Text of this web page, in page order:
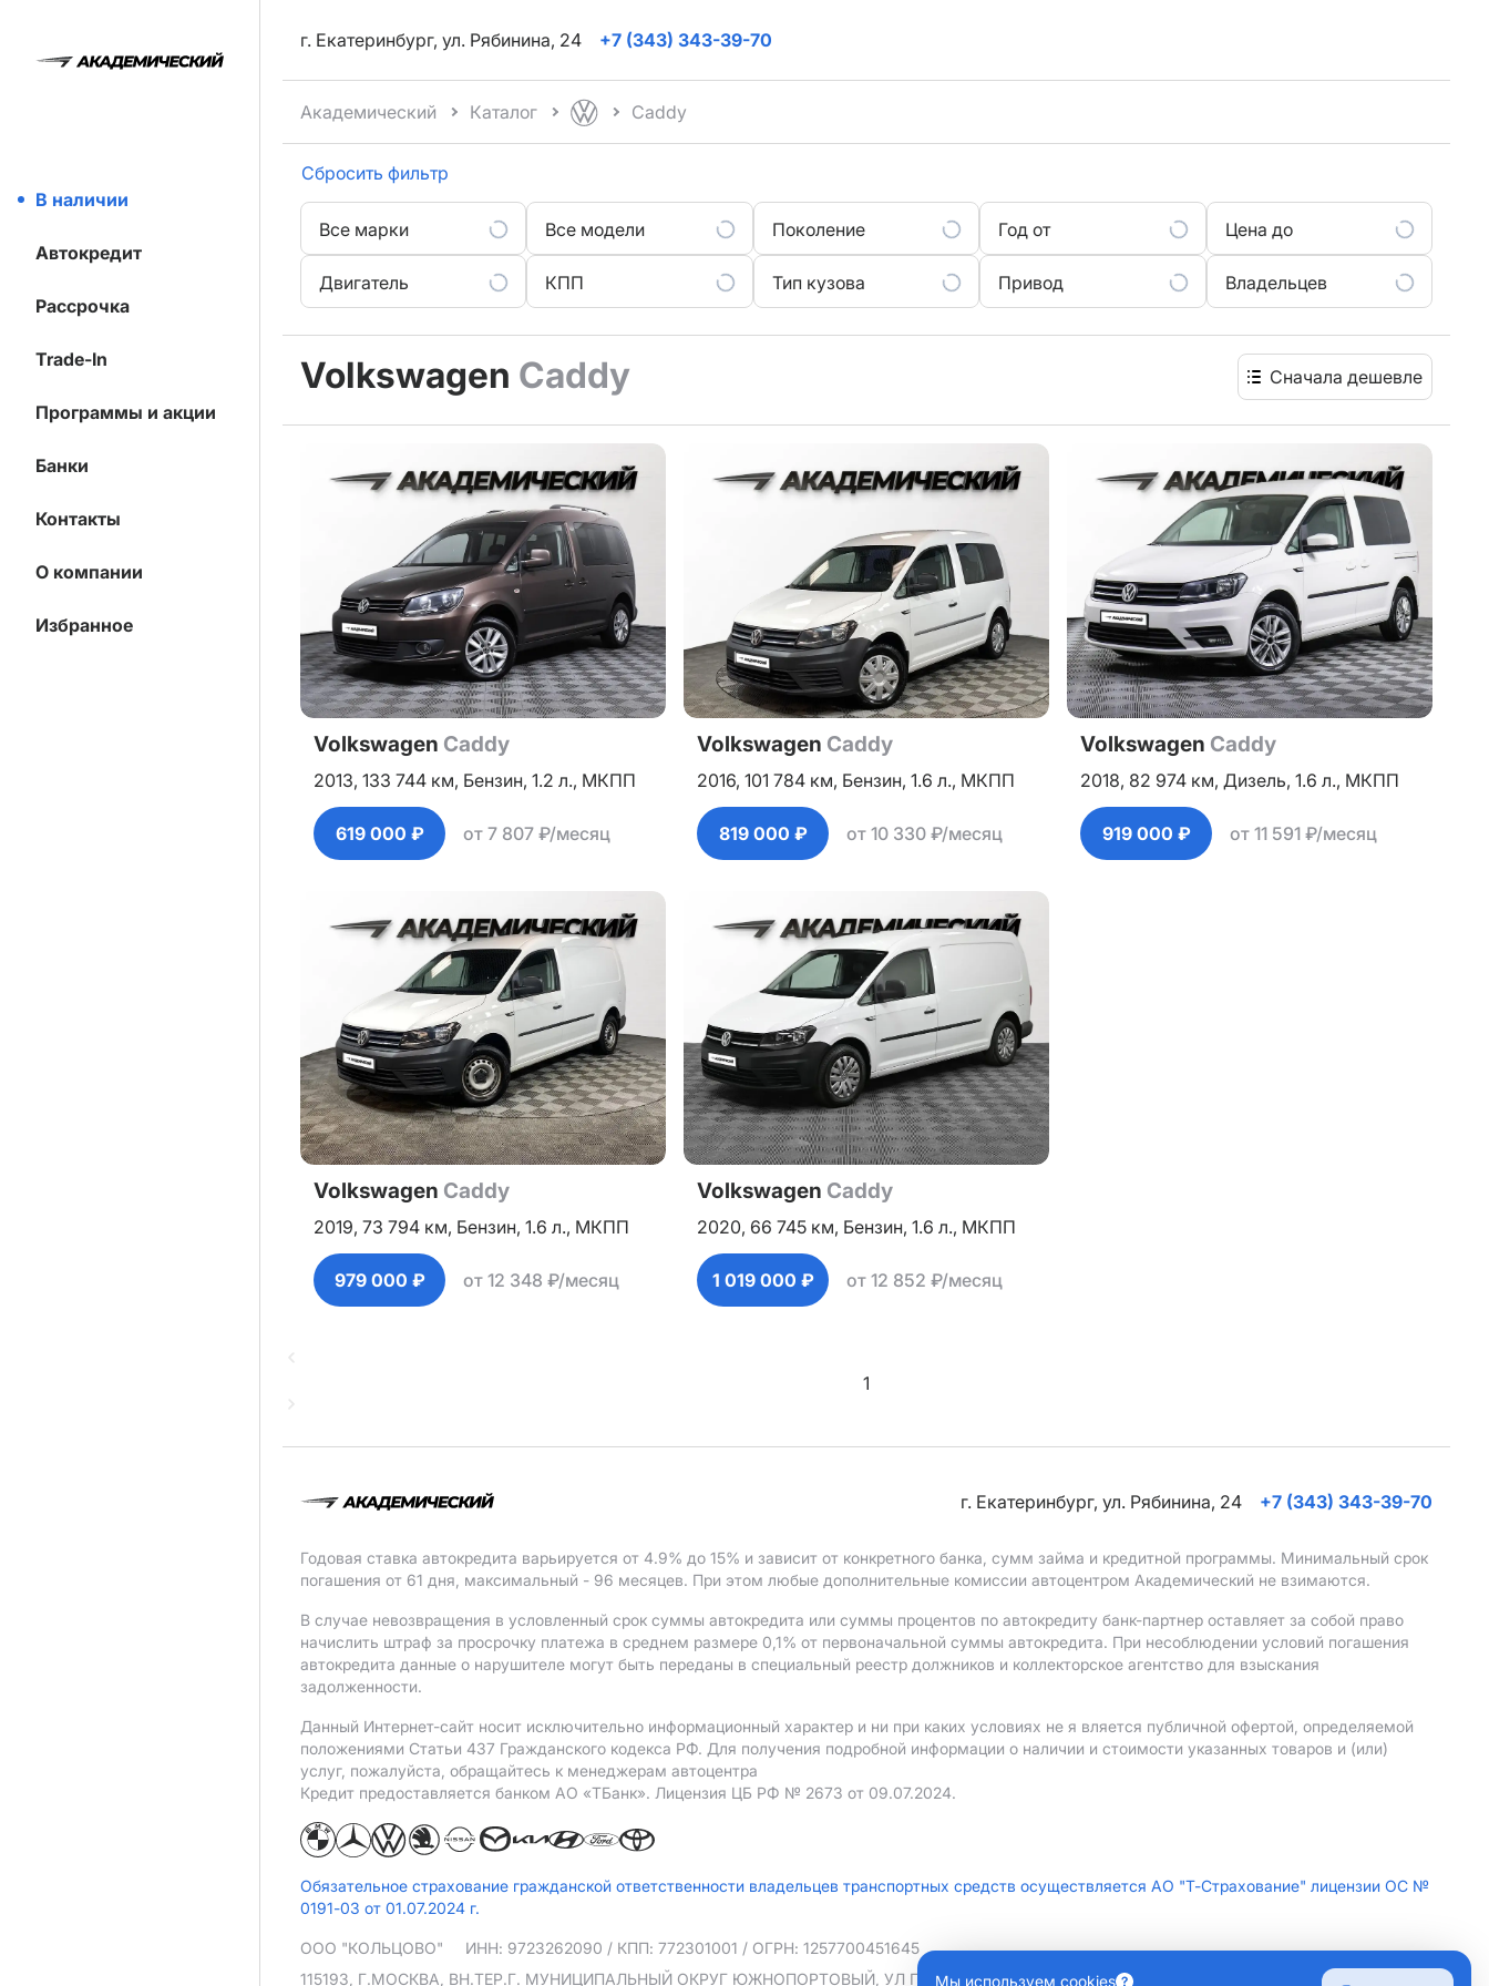
В наличии
Автокредит
Рассрочка
Trade-In
Программы и акции
Банки
Контакты
О компании
Избранное
г. Екатеринбург, ул. Рябинина, 24 +7 (343) 343-39-70
Академический Каталог Caddy
Сбросить фильтр
Все марки Все модели Поколение Год от Цена до
Двигатель КПП Тип кузова Привод Владельцев
Volkswagen Caddy Сначала дешевле
Volkswagen Caddy
2013, 133 744 км, Бензин, 1.2 л., МКПП
619 000 ₽ от 7 807 ₽/месяц
Volkswagen Caddy
2016, 101 784 км, Бензин, 1.6 л., МКПП
819 000 ₽ от 10 330 ₽/месяц
Volkswagen Caddy
2018, 82 974 км, Дизель, 1.6 л., МКПП
919 000 ₽ от 11 591 ₽/месяц
Volkswagen Caddy
2019, 73 794 км, Бензин, 1.6 л., МКПП
979 000 ₽ от 12 348 ₽/месяц
Volkswagen Caddy
2020, 66 745 км, Бензин, 1.6 л., МКПП
1 019 000 ₽ от 12 852 ₽/месяц
1
г. Екатеринбург, ул. Рябинина, 24 +7 (343) 343-39-70
Годовая ставка автокредита варьируется от 4.9% до 15% и зависит от конкретного банка, сумм займа и кредитной программы. Минимальный срок
погашения от 61 дня, максимальный - 96 месяцев. При этом любые дополнительные комиссии автоцентром Академический не взимаются.
В случае невозвращения в условленный срок суммы автокредита или суммы процентов по автокредиту банк-партнер оставляет за собой право
начислить штраф за просрочку платежа в среднем размере 0,1% от первоначальной суммы автокредита. При несоблюдении условий погашения
автокредита данные о нарушителе могут быть переданы в специальный реестр должников и коллекторское агентство для взыскания
задолженности.
Данный Интернет-сайт носит исключительно информационный характер и ни при каких условиях не я вляется публичной офертой, определяемой
положениями Статьи 437 Гражданского кодекса РФ. Для получения подробной информации о наличии и стоимости указанных товаров и (или)
услуг, пожалуйста, обращайтесь к менеджерам автоцентра
Кредит предоставляется банком АO «ТБанк». Лицензия ЦБ РФ № 2673 от 09.07.2024.
Обязательное страхование гражданской ответственности владельцев транспортных средств осуществляется АО "Т-Страхование" лицензии ОС №
0191-03 от 01.07.2024 г.
ООО "КОЛЬЦОВО" ИНН: 9723262090 / КПП: 772301001 / ОГРН: 1257700451645
115193, Г.МОСКВА, ВН.ТЕР.Г. МУНИЦИПАЛЬНЫЙ ОКРУГ ЮЖНОПОРТОВЫЙ, УЛ ПЕТРА РОМАНОВА, Д. 7 СТР. 1, ПОМЕЩ. 3/5
Мы используем cookies